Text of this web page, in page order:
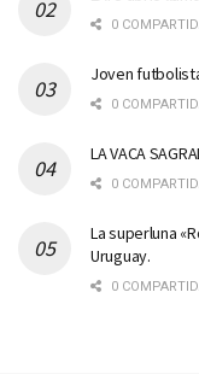
0
Joven
0
LA VACA
0
La superluna
Uruguay.
0